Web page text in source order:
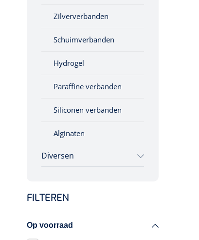
Splitkompressen
steunverbanden
Tubulaire verbanden
Elastische fixatiewindels
hechtverwijdersets
Instrumentensets
Steriele velden
Zilververbanden
Schuimverbanden
Hydrogel
Paraffine verbanden
Siliconen verbanden
Alginaten
Diversen
Watten
Verbandhaakjes
FILTEREN
Op voorraad